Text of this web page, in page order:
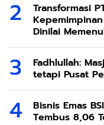
Transformasi
Dinilai
Fadhlullah:
tetapi Pusat
Bisnis Emas
Tembus 8,06